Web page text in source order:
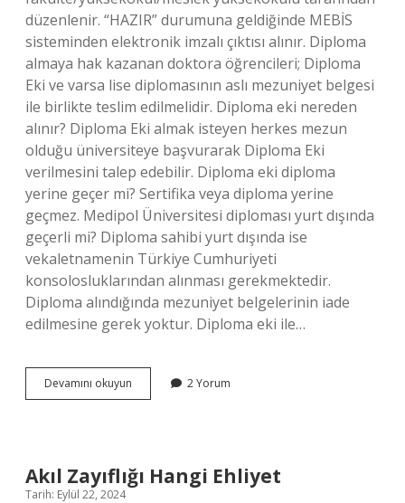
düzenlenir. “HAZIR” durumuna geldiğinde MEBİS
sisteminden elektronik imzalı çıktısı alınır. Diploma
almaya hak kazanan doktora öğrencileri; Diploma
Eki ve varsa lise diplomasının aslı mezuniyet belgesi
ile birlikte teslim edilmelidir. Diploma eki nereden
alınır? Diploma Eki almak isteyen herkes mezun
olduğu üniversiteye başvurarak Diploma Eki
verilmesini talep edebilir. Diploma eki diploma
yerine geçer mi? Sertifika veya diploma yerine
geçmez. Medipol Üniversitesi diploması yurt dışında
geçerli mi? Diploma sahibi yurt dışında ise
vekaletnamenin Türkiye Cumhuriyeti
konsolosluklarından alınması gerekmektedir.
Diploma alındığında mezuniyet belgelerinin iade
edilmesine gerek yoktur. Diploma eki ile…
Devamını okuyun Istanbul
Medipol
Mu
2 Yorum
Akıl Zayıflığı Hangi Ehliyet
Tarih: Eylül 22, 2024